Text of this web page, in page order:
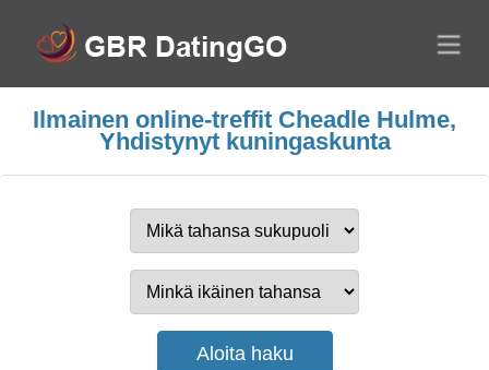
Ilmainen online-treffit Cheadle Hulme,
Yhdistynyt kuningaskunta